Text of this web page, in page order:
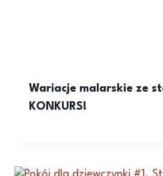
Wariacje malarskie ze
KONKURS!